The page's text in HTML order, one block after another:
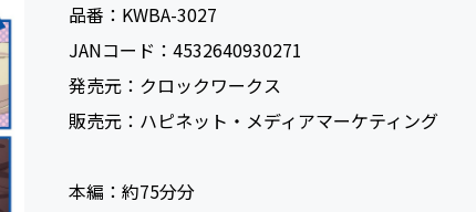
品番： KWBA-3027
JANコード： 4532640930271
発売元： クロックワークス
販売元： ハピネット・メディアマーケティング
本編： 約75分